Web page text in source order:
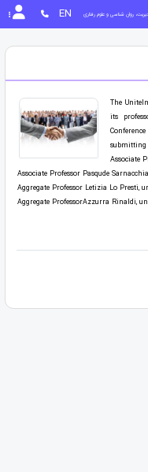
روان شناسی و علوم رفتاری EN
The
its
submitting
Associate
Associate Professor Pasqude
Aggregate Professor Letizia Lo Presti,
Aggregate ProfessorAzzurra Rinaldi,